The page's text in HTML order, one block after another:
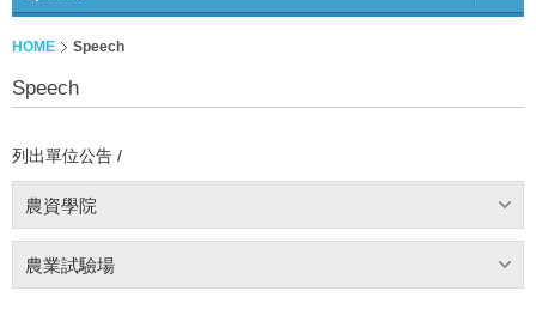
HOME Speech
Speech
列出單位公告 /
農資學院
農業試驗場